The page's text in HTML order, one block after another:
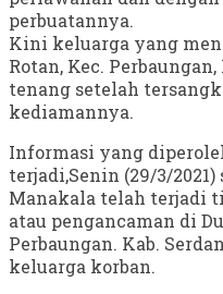
perbuatannya.
Kini keluarga yang
Rotan, Kec.
tenang setelah
kediamannya.
Informasi yang
terjadi,Senin (29/3/
Manakala telah terjadi
atau pengancaman di
Perbaungan. Kab.
keluarga korban.